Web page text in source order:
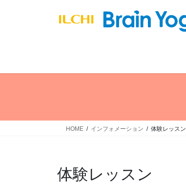
ス
ン
HOME インフォメーション 体験レッスン
体験レッスン